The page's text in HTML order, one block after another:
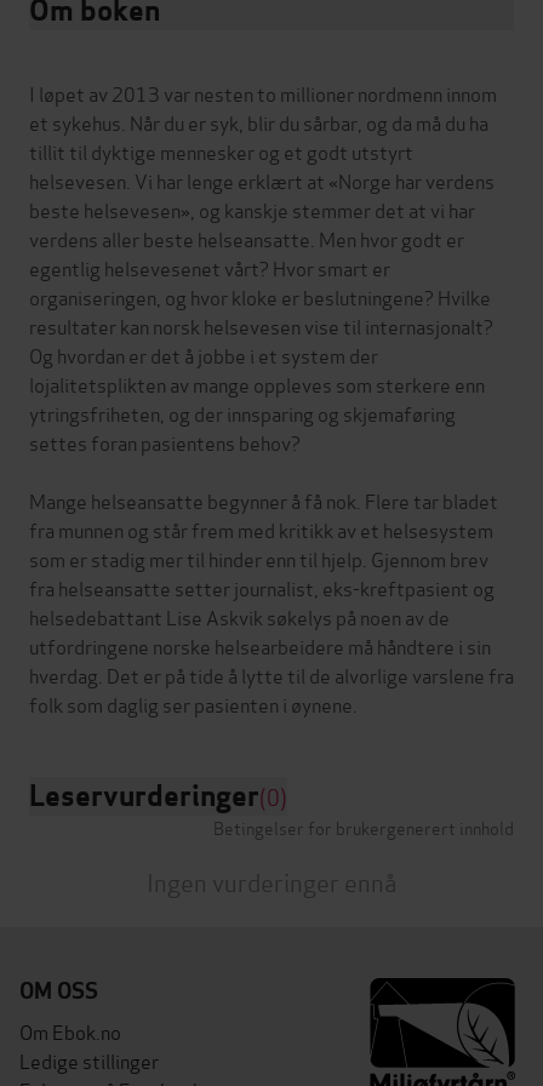
Om boken
I løpet av 2013 var nesten to millioner nordmenn innom
et sykehus. Når du er syk, blir du sårbar, og da må du ha
tillit til dyktige mennesker og et godt utstyrt
helsevesen. Vi har lenge erklært at «Norge har verdens
beste helsevesen», og kanskje stemmer det at vi har
verdens aller beste helseansatte. Men hvor godt er
egentlig helsevesenet vårt? Hvor smart er
organiseringen, og hvor kloke er beslutningene? Hvilke
resultater kan norsk helsevesen vise til internasjonalt?
Og hvordan er det å jobbe i et system der
lojalitetsplikten av mange oppleves som sterkere enn
ytringsfriheten, og der innsparing og skjemaføring
settes foran pasientens behov?
Mange helseansatte begynner å få nok. Flere tar bladet
fra munnen og står frem med kritikk av et helsesystem
som er stadig mer til hinder enn til hjelp. Gjennom brev
fra helseansatte setter journalist, eks-kreftpasient og
helsedebattant Lise Askvik søkelys på noen av de
utfordringene norske helsearbeidere må håndtere i sin
hverdag. Det er på tide å lytte til de alvorlige varslene fra
Leservurderinger(0)
Betingelser for brukergenerert innhold
Ingen vurderinger ennå
OM OSS
Om Ebok.no
Ledige stillinger